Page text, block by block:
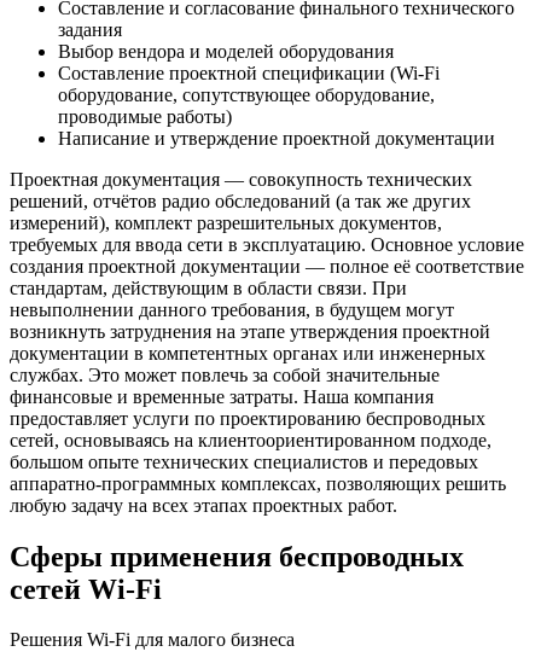
Составление и согласование финального технического
задания
Выбор вендора и моделей оборудования
Составление проектной спецификации (Wi-Fi
оборудование, сопутствующее оборудование,
проводимые работы)
Написание и утверждение проектной документации
Проектная документация — совокупность технических
решений, отчётов радио обследований (а так же других
измерений), комплект разрешительных документов,
требуемых для ввода сети в эксплуатацию. Основное условие
создания проектной документации — полное её соответствие
стандартам, действующим в области связи. При
невыполнении данного требования, в будущем могут
возникнуть затруднения на этапе утверждения проектной
документации в компетентных органах или инженерных
службах. Это может повлечь за собой значительные
финансовые и временные затраты. Наша компания
предоставляет услуги по проектированию беспроводных
сетей, основываясь на клиентоориентированном подходе,
большом опыте технических специалистов и передовых
аппаратно-программных комплексах, позволяющих решить
любую задачу на всех этапах проектных работ.
Сферы применения беспроводных
сетей Wi-Fi
Решения Wi-Fi для малого бизнеса